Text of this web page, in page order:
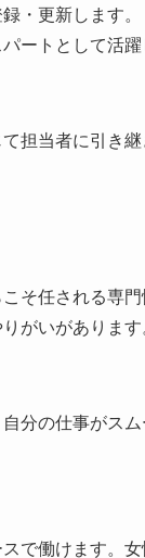
・更新します。
ートとして活躍
担当者に引き継
そ任される専
がいがあります
分の仕事がス
で働けます。女